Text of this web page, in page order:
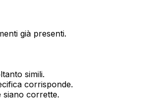
già presenti.
simili.
corrisponde.
siano corrette.